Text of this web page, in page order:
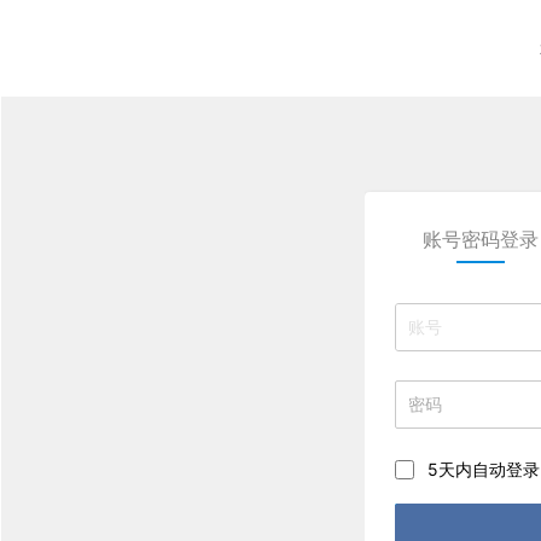
账号密码登录
5天内自动登录